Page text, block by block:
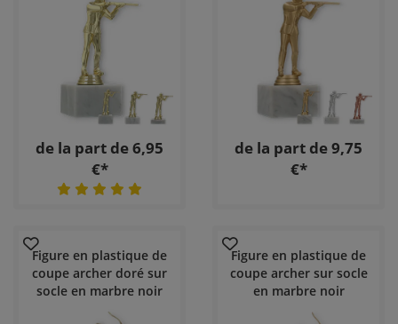
de la part de 6,95
€*
de la part de 9,75
€*
Figure en plastique de
coupe archer doré sur
socle en marbre noir
Figure en plastique de
coupe archer sur socle
en marbre noir